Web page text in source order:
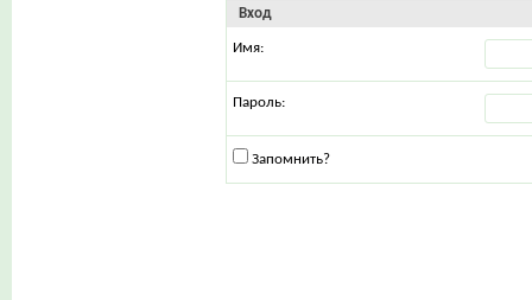
Вход
Имя:
Пароль:
Запомнить?